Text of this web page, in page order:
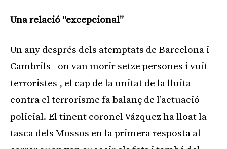
Una relació “excepcional”
Un any després dels atemptats de Barcelona i
Cambrils –on van morir setze persones i vuit
terroristes-, el cap de la unitat de la lluita
contra el terrorisme fa balanç de l’actuació
policial. El tinent coronel Vázquez ha lloat la
tasca dels Mossos en la primera resposta al